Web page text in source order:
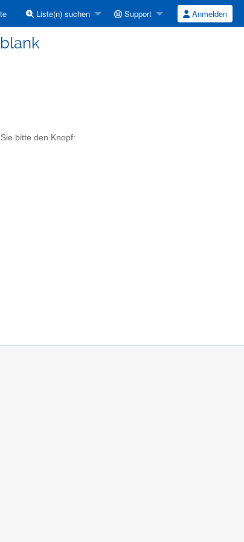
Liste(n) suchen Support Anmelden
bitte den Knopf: